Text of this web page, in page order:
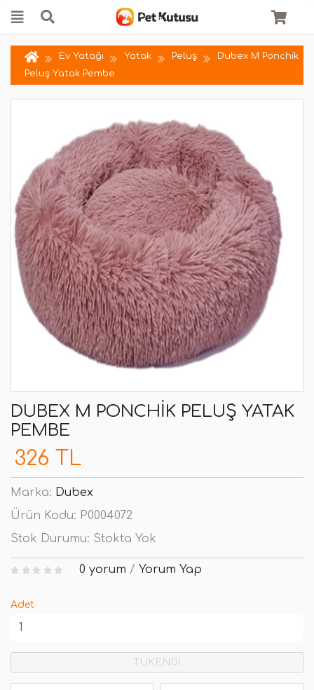
Ev Yatağı Yatak Peluş
Dubex M Ponchik
Peluş Yatak Pembe
DUBEX M PONCHIK PELUŞ YATAK
PEMBE
326 TL
Marka: Dubex
Ürün Kodu: P0004072
Stok Durumu: Stokta Yok
0 yorum / Yorum Yap
Adet
TÜKENDİ